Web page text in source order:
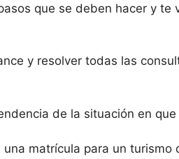
que se deben hacer y
y resolver todas las
de la situación en
matrícula para un turismo